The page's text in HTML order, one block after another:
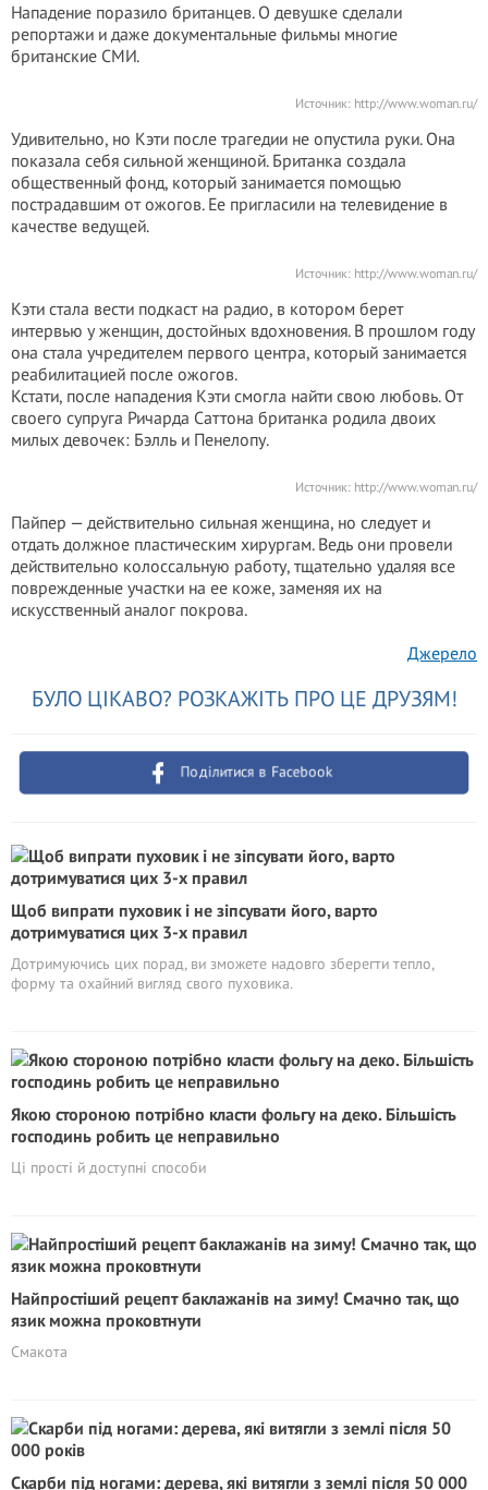
Нападение поразило британцев. О девушке сделали
репортажи и даже документальные фильмы многие
британские СМИ.
Источник: http://www.woman.ru/
Удивительно, но Кэти после трагедии не опустила руки. Она
показала себя сильной женщиной. Британка создала
общественный фонд, который занимается помощью
пострадавшим от ожогов. Ее пригласили на телевидение в
качестве ведущей.
Источник: http://www.woman.ru/
Кэти стала вести подкаст на радио, в котором берет
интервью у женщин, достойных вдохновения. В прошлом году
она стала учредителем первого центра, который занимается
реабилитацией после ожогов.
Кстати, после нападения Кэти смогла найти свою любовь. От
своего супруга Ричарда Саттона британка родила двоих
милых девочек: Бэлль и Пенелопу.
Источник: http://www.woman.ru/
Пайпер — действительно сильная женщина, но следует и
отдать должное пластическим хирургам. Ведь они провели
действительно колоссальную работу, тщательно удаляя все
поврежденные участки на ее коже, заменяя их на
искусственный аналог покрова.
Джерело
БУЛО ЦІКАВО? РОЗКАЖІТЬ ПРО ЦЕ ДРУЗЯМ!
Поділитися в Facebook
Щоб випрати пуховик і не зіпсувати його, варто
дотримуватися цих 3-х правил
Дотримуючись цих порад, ви зможете надовго зберегти тепло,
форму та охайний вигляд свого пуховика.
Якою стороною потрібно класти фольгу на деко. Більшість
господинь робить це неправильно
Ці прості й доступні способи
Найпростіший рецепт баклажанів на зиму! Смачно так, що
язик можна проковтнути
Смакота
Скарби під ногами: дерева, які витягли з землі після 50 000